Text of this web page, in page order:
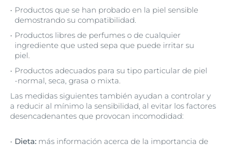
Productos que se han probado en la piel sensible
demostrando su compatibilidad.
Productos libres de perfumes o de cualquier
ingrediente que usted sepa que puede irritar su
piel.
Productos adecuados para su tipo particular de piel
-normal, seca, grasa o mixta.
Las medidas siguientes también ayudan a controlar y
a reducir al mínimo la sensibilidad, al evitar los factores
desencadenantes que provocan incomodidad:
Dieta: más información acerca de la importancia de